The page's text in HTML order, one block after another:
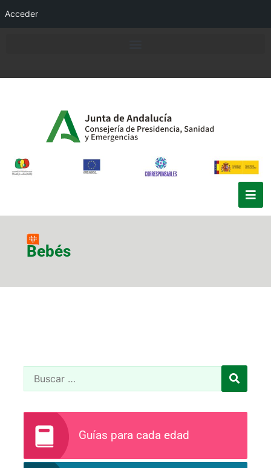
Acceder
Bebés
Guías para cada edad